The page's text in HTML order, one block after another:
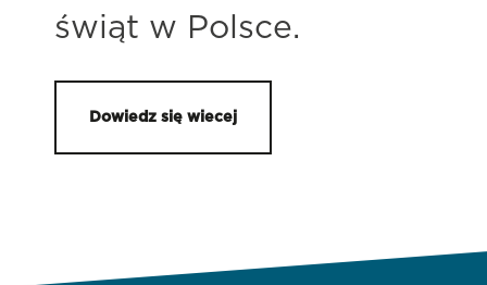
świąt w Polsce.
Dowiedz się wiecej